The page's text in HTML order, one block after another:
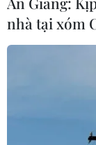
nhà tại xóm